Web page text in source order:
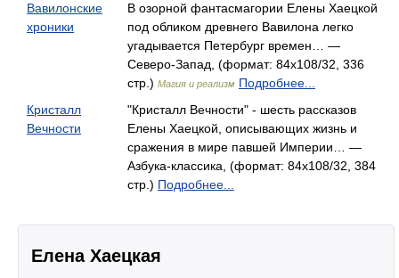
Вавилонские
хроники
В озорной фантасмагории Елены Хаецкой
под обликом древнего Вавилона легко
угадывается Петербург времен… —
Северо-Запад, (формат: 84x108/32, 336
стр.) Магия и реализм Подробнее...
Кристалл
Вечности
"Кристалл Вечности" - шесть рассказов
Елены Хаецкой, описывающих жизнь и
сражения в мире павшей Империи… —
Азбука-классика, (формат: 84x108/32, 384
стр.) Подробнее...
Елена Хаецкая